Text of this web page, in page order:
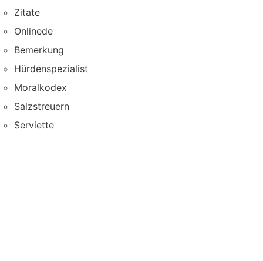
Zitate
Onlinede
Bemerkung
Hürdenspezialist
Moralkodex
Salzstreuern
Serviette